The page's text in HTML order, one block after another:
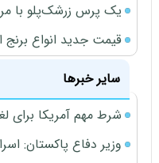
یک پرس زرشک‌پلو با
قیمت جدید انواع برنج
سایر خبرها
شرط مهم آمریکا برای
وزیر دفاع پاکستان: